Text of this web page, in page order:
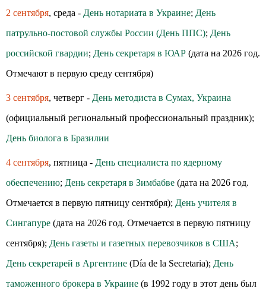
2 сентября, среда - День нотариата в Украине; День
патрульно-постовой службы России (День ППС); День
российской гвардии; День секретаря в ЮАР (дата на 2026 год.
Отмечают в первую среду сентября)
3 сентября, четверг - День методиста в Сумах, Украина
(официальный региональный профессиональный праздник);
День биолога в Бразилии
4 сентября, пятница - День специалиста по ядерному
обеспечению; День секретаря в Зимбабве (дата на 2026 год.
Отмечается в первую пятницу сентября); День учителя в
Сингапуре (дата на 2026 год. Отмечается в первую пятницу
сентября); День газеты и газетных перевозчиков в США;
День секретарей в Аргентине (Día de la Secretaria); День
таможенного брокера в Украине (в 1992 году в этот день был